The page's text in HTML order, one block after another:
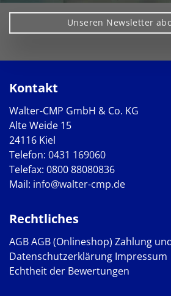
Unseren Newsletter
Kontakt
Walter-CMP GmbH & Co. KG
Alte Weide 15
24116 Kiel
Telefon: 0431 169060
Telefax: 0800 88080836
Mail: info@walter-cmp.de
Rechtliches
AGBAGB (Onlineshop) Zahlung
Datenschutzerklärung Impressum
Echtheit der Bewertungen